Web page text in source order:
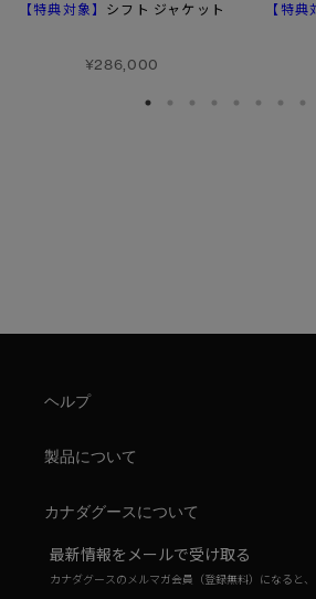
【特典対象】 シフト ジャケット
¥286,000
【特典
ヘルプ
製品について
カナダグースについて
最新情報をメールで受け取る
カナダグースのメルマガ会員（登録無料）になると、